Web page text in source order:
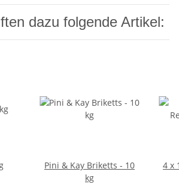
dazu folgende Artikel:
Pini & Kay Briketts - 10
kg
4 x